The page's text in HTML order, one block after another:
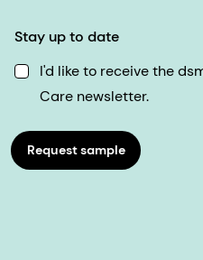
Stay up to date
I'd like to receive the
Care newsletter.
Request sample